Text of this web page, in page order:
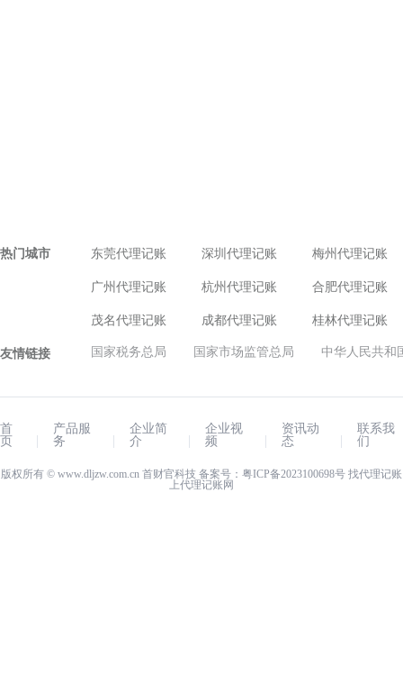
热门城市 东莞代理记账 深圳代理记账 梅州代理记账
广州代理记账 杭州代理记账 合肥代理记账
茂名代理记账 成都代理记账 桂林代理记账
友情链接 国家税务总局 国家市场监管总局 中华人民共和
首
页
产品服
务
企业简
介
企业视
频
资讯动
态
联系我
们
版权所有 © www.dljzw.com.cn 首财官科技 备案号： 粤ICP备2023100698号 找代理记账
上代理记账网